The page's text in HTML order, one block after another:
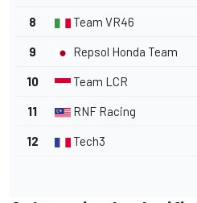
8 Team VR46
9 Repsol Honda Team
10 Team LCR
11 RNF Racing
12 Tech3